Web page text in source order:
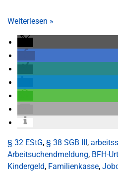
Weiterlesen »
§ 32 EStG, § 38 SGB III,
Arbeitsuchendmeldung, BFH-
Kindergeld, Familienkasse,